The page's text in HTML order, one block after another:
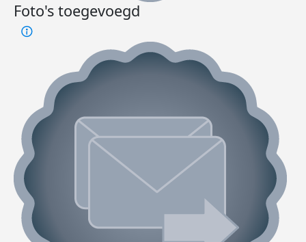
Foto's toegevoegd